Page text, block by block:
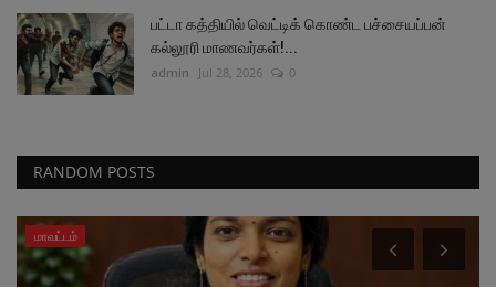
பட்டா கத்தியில் வெட்டிக் கொண்ட பச்சையப்பன்
கல்லூரி மாணவர்கள்!...
admin Jul 28, 2026 0
RANDOM POSTS